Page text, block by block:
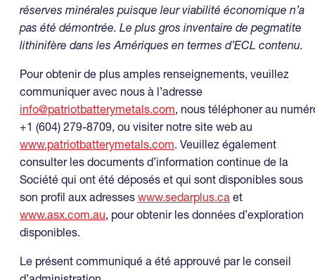
réserves minérales puisque leur viabilité économique n’a
pas été démontrée. Le plus gros inventaire de pegmatite
lithinifère dans les Amériques en termes d’ECL contenu.
Pour obtenir de plus amples renseignements, veuillez
communiquer avec nous à l’adresse
info@patriotbatterymetals.com, nous téléphoner au
+1 (604) 279-8709, ou visiter notre site web au
www.patriotbatterymetals.com. Veuillez également
consulter les documents d’information continue de la
Société qui ont été déposés et qui sont disponibles sous
son profil aux adresses www.sedarplus.ca et
www.asx.com.au, pour obtenir les données d’exploration
disponibles.
Le présent communiqué a été approuvé par le conseil